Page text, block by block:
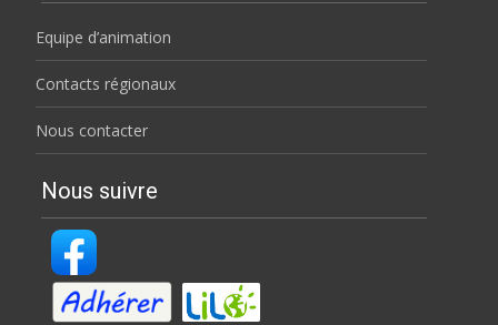
Equipe d’animation
Contacts régionaux
Nous contacter
Nous suivre